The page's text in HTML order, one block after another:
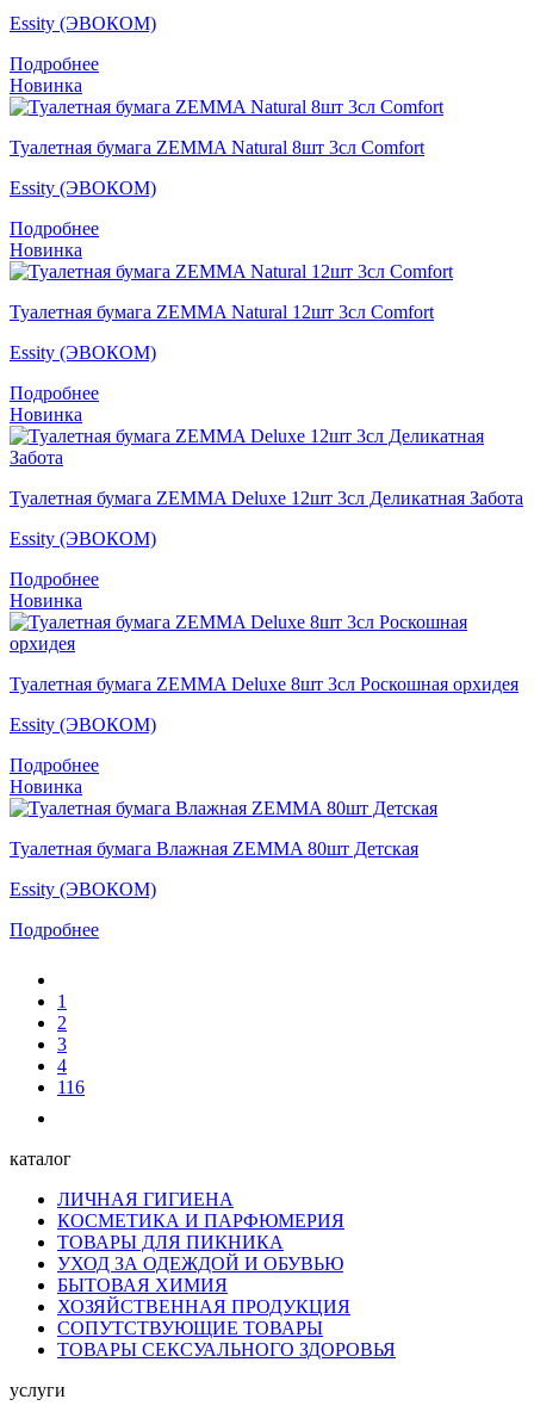
Essity (ЭВОКОМ)
Подробнее
Новинка
Туалетная бумага ZEMMA Natural 8шт 3сл Comfort
Essity (ЭВОКОМ)
Подробнее
Новинка
Туалетная бумага ZEMMA Natural 12шт 3сл Comfort
Essity (ЭВОКОМ)
Подробнее
Новинка
Туалетная бумага ZEMMA Deluxe 12шт 3сл Деликатная Забота
Essity (ЭВОКОМ)
Подробнее
Новинка
Туалетная бумага ZEMMA Deluxe 8шт 3сл Роскошная орхидея
Essity (ЭВОКОМ)
Подробнее
Новинка
Туалетная бумага Влажная ZEMMA 80шт Детская
Essity (ЭВОКОМ)
Подробнее
1
2
3
4
116
каталог
ЛИЧНАЯ ГИГИЕНА
КОСМЕТИКА И ПАРФЮМЕРИЯ
ТОВАРЫ ДЛЯ ПИКНИКА
УХОД ЗА ОДЕЖДОЙ И ОБУВЬЮ
БЫТОВАЯ ХИМИЯ
ХОЗЯЙСТВЕННАЯ ПРОДУКЦИЯ
СОПУТСТВУЮЩИЕ ТОВАРЫ
ТОВАРЫ СЕКСУАЛЬНОГО ЗДОРОВЬЯ
услуги